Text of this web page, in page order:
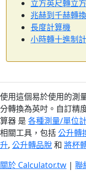
立方英尺轉立
兆赫到千赫轉
長度計算機
小時轉十進制
使用這個易於使用的測
分轉換為英吋。自訂精
算器 是 各種測量/單位
相關工具，包括公升轉
升, 公升轉品脫和 將杯
關於 Calculator.tw | 聯